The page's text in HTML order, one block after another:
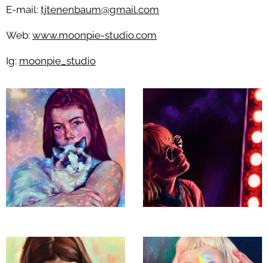
E-mail: tjtenenbaum@gmail.com
Web: www.moonpie-studio.com
Ig: moonpie_studio